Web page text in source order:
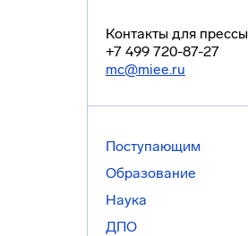
Контакты для прессы
+7 499 720-87-27
mc@miee.ru
Поступающим
Образование
Наука
ДПО